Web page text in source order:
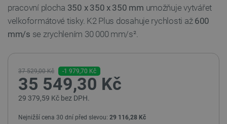
pracovní plocha 350 x 350 x 350 mm umožňuje vytvářet
velkoformátové tisky. K2 Plus dosahuje rychlosti až 600
mm/s se zrychlením 30 000 mm/s².
37 529,00 Kč -1 979,70 Kč
35 549,30 Kč
29 379,59 Kč bez DPH.
Nejnižší cena 30 dní před slevou: 29 116,28 Kč